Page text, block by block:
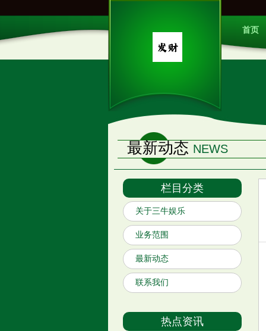
首页
最新动态 NEWS
栏目分类
关于三牛娱乐
业务范围
最新动态
联系我们
热点资讯
进医院，44岁和妻子在街头卖卤